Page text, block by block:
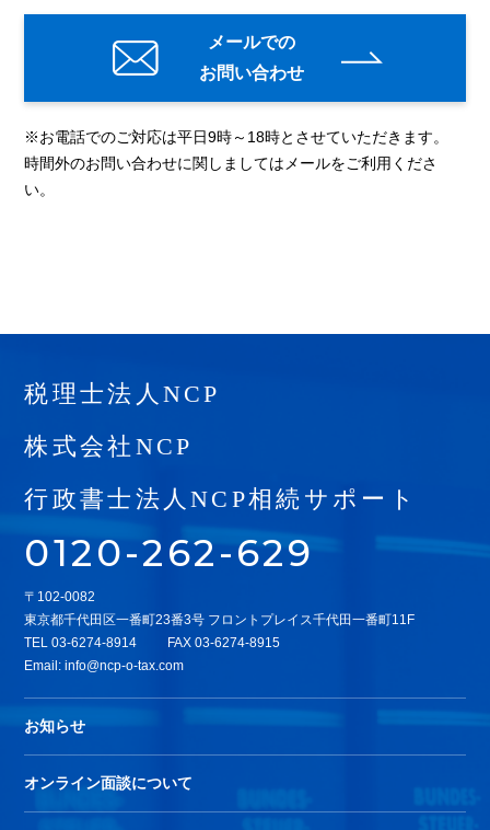
メールでの
お問い合わせ
※お電話でのご対応は平日9時～18時とさせていただきます。
時間外のお問い合わせに関しましてはメールをご利用くださ
い。
税理士法人NCP
株式会社NCP
行政書士法人NCP相続サポート
0120-262-629
〒102-0082
東京都千代田区一番町23番3号 フロントプレイス千代田一番町11F
TEL03-6274-8914
FAX 03-6274-8915
Email:info@ncp-o-tax.com
お知らせ
オンライン面談について